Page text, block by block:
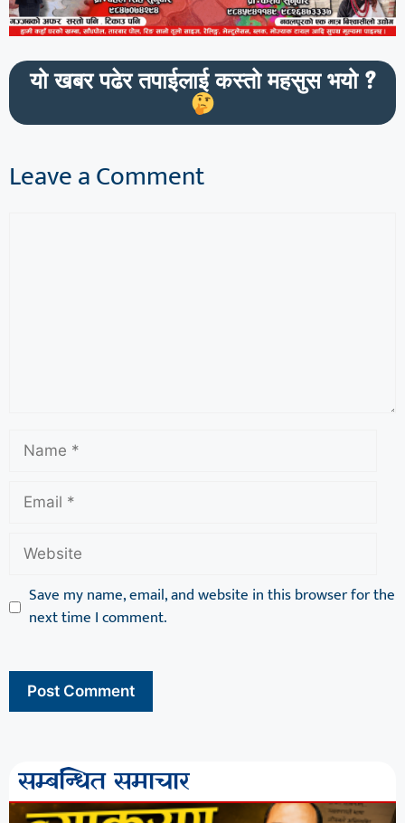
यो खबर पढेर तपाईलाई कस्तो महसुस भयो ?
Leave a Comment
Save my name, email, and website in this browser for the
next time I comment.
सम्बन्धित समाचार